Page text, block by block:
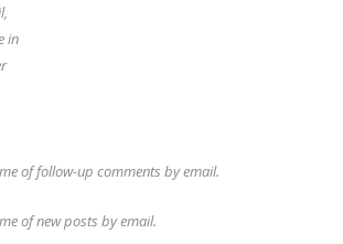
in
of follow-up comments by email.
of new posts by email.